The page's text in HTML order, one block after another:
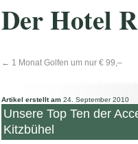
Der Hotel
← 1 Monat Golfen um nur € 99,–
Artikel erstellt am 24. September 2010
Unsere Top Ten der
Kitzbühel